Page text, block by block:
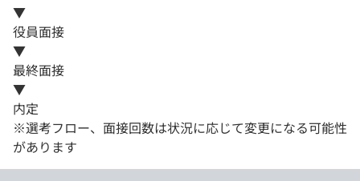
▼
役員面接
▼
最終面接
▼
内定
※選考フロー、面接回数は状況に応じて変更になる可能性
があります